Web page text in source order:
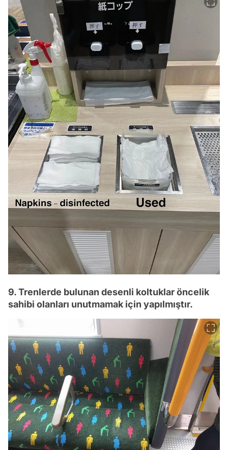
9. Trenlerde bulunan desenli koltuklar öncelik
sahibi olanları unutmamak için yapılmıştır.